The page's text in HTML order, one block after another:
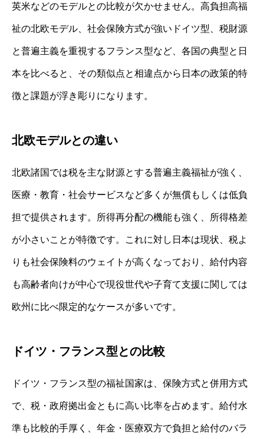
英米などのモデルとの比較が欠かせません。高負担高福
祉の北欧モデル、社会保険方式が強いドイツ型、税財源
と普遍主義を重視するフランス型など、各国の典型と日
本を比べると、その類似点と相違点から日本の政策的特
徴と課題が浮き彫りになります。
北欧モデルとの違い
北欧諸国では税を主な財源とする普遍主義福祉が強く、
医療・教育・社会サービスなど多くが無償もしくは低負
担で提供されます。所得再分配の機能も強く、所得格差
が小さいことが特徴です。これに対し日本は現状、税よ
りも社会保険料のウェイトが高くなっており、給付内容
も高齢者向けが中心で現役世代や子育て支援に関しては
欧州に比べ限定的なケースが多いです。
ドイツ・フランス型との比較
ドイツ・フランス型の福祉国家は、保険方式と併用方式
で、税・政府拠出金ともに高い比率を占めます。給付水
準も比較的手厚く、年金・医療双方で負担と給付のバラ